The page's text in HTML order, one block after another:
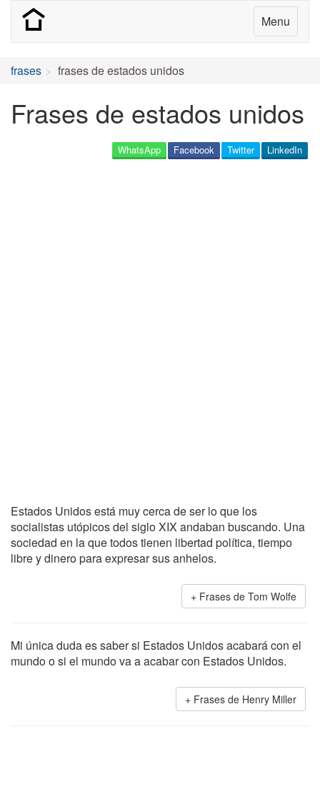
Menu
frases frases de estados unidos
Frases de estados unidos
LinkedIn
Twitter
Facebook
WhatsApp
Estados Unidos está muy cerca de ser lo que los
socialistas utópicos del siglo XIX andaban buscando. Una
sociedad en la que todos tienen libertad política, tiempo
libre y dinero para expresar sus anhelos.
Frases de Tom Wolfe
Mi única duda es saber si Estados Unidos acabará con el
mundo o si el mundo va a acabar con Estados Unidos.
Frases de Henry Miller